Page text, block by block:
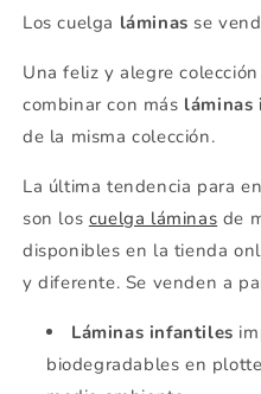
Los cuelga láminas se
Una feliz y alegre
combinar con más láminas
de la misma colección.
La última tendencia para
son los cuelga láminas de
disponibles en la tienda
y diferente. Se venden a
Láminas infantiles
biodegradables en